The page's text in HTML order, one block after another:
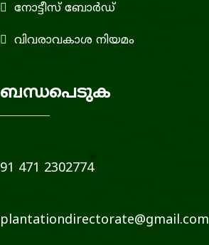
നോട്ടീസ് ബോര്‍ഡ്‌
വിവരാവകാശ നിയമം
ബന്ധപെടുക
91 471 2302774
plantationdirectorate@gmail.com